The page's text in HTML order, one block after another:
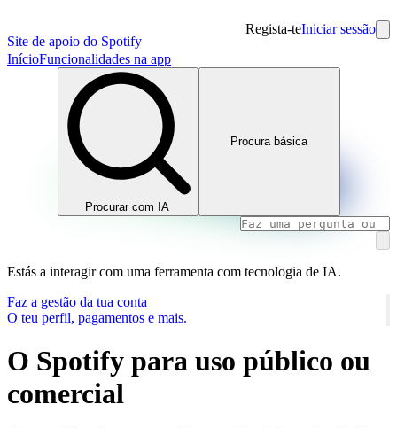
Site de apoio do Spotify
Regista-teIniciar sessão
InícioFuncionalidades na app
Procurar com IA
Procura básica
Estás a interagir com uma ferramenta com tecnologia de IA.
Faz a gestão da tua conta
O teu perfil, pagamentos e mais.
O Spotify para uso público ou
comercial